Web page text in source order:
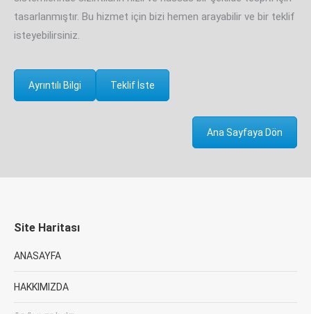
tasarlanmıştır. Bu hizmet için bizi hemen arayabilir ve bir teklif
isteyebilirsiniz.
Ayrıntılı Bilgi Teklif İste
Ana Sayfaya Dön
Site Haritası
ANASAYFA
HAKKIMIZDA